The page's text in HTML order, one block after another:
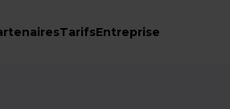
TarifsEntreprise